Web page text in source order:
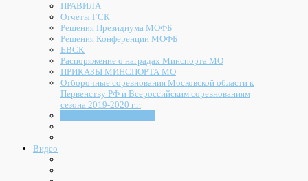
ПРАВИЛА
Отчеты ГСК
Решения Президиума МОФБ
Решения Конференции МОФБ
ЕВСК
Распоряжение о наградах Минспорта МО
ПРИКАЗЫ МИНСПОРТА МО
Отборочные соревнования Московской области к
Первенству РФ и Всероссийским соревнованиям
сезона 2019-2020 г.г.
Видео